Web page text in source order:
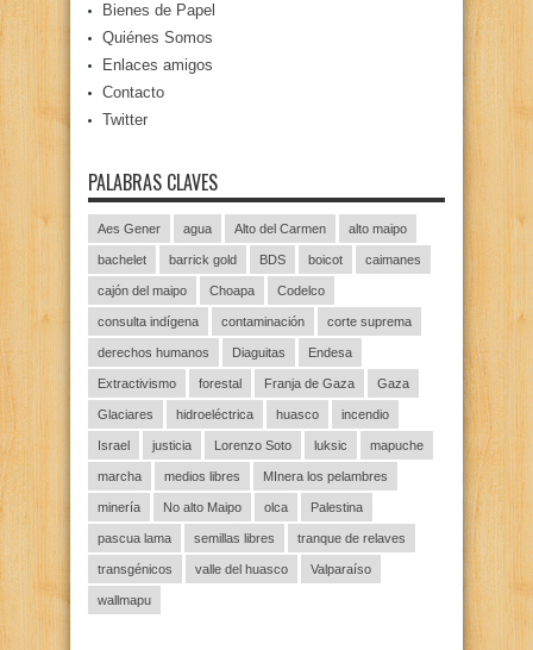
Bienes de Papel
Quiénes Somos
Enlaces amigos
Contacto
Twitter
PALABRAS CLAVES
Aes Gener agua Alto del Carmen alto maipo
bachelet barrick gold BDS boicot caimanes
cajón del maipo Choapa Codelco
consulta indígena contaminación corte suprema
derechos humanos Diaguitas Endesa
Extractivismo forestal Franja de Gaza Gaza
Glaciares hidroeléctrica huasco incendio
Israel justicia Lorenzo Soto luksic mapuche
marcha medios libres MInera los pelambres
minería No alto Maipo olca Palestina
pascua lama semillas libres tranque de relaves
transgénicos valle del huasco Valparaíso
wallmapu